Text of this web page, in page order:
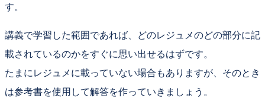
す。
講義で学習した範囲であれば、どのレジュメのどの部分に記
載されているのかをすぐに思い出せるはずです。
たまにレジュメに載っていない場合もありますが、そのとき
は参考書を使用して解答を作っていきましょう。